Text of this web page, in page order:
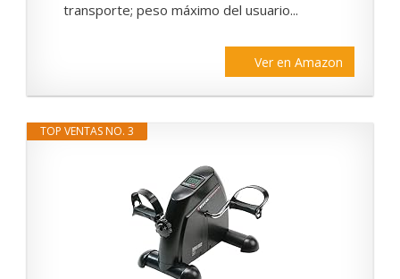
transporte; peso máximo del usuario...
Ver en Amazon
TOP VENTAS NO. 3